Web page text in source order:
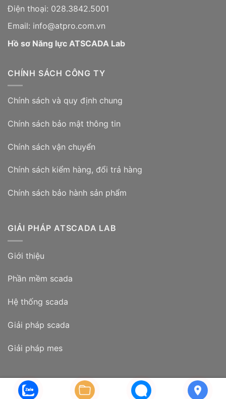
Điện thoại: 028.3842.5001
Email: info@atpro.com.vn
Hồ sơ Năng lực ATSCADA Lab
CHÍNH SÁCH CÔNG TY
Chính sách và quy định chung
Chính sách bảo mật thông tin
Chính sách vận chuyển
Chính sách kiểm hàng, đổi trả hàng
Chính sách bảo hành sản phẩm
GIẢI PHÁP ATSCADA LAB
Giới thiệu
Phần mềm scada
Hệ thống scada
Giải pháp scada
Giải pháp mes
Copyright 2026© ATSCADA